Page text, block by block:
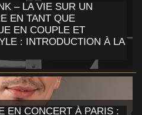
– LA VIE SUR UN
EN TANT QUE
EN COUPLE ET
: INTRODUCTION À LA
EN CONCERT À PARIS :